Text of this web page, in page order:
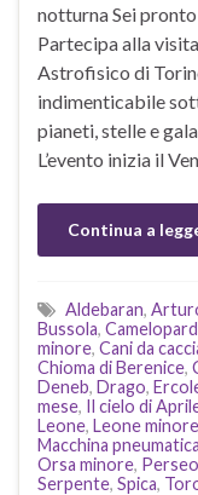
notturna Sei pronto
Partecipa alla
Astrofisico di
indimenticabile
pianeti, stelle e
L’evento inizia il
Continua a
Aldebaran,
Bussola,
minore, Cani da
Chioma di Berenice,
Deneb, Drago,
mese, Il cielo di
Leone, Leone minore
Macchina pneumatica
Orsa minore, Perseo
Serpente, Spica,